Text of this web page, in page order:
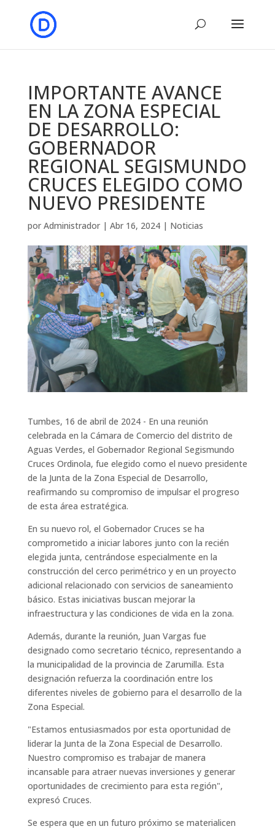
IMPORTANTE AVANCE
EN LA ZONA ESPECIAL
DE DESARROLLO:
GOBERNADOR
REGIONAL SEGISMUNDO
CRUCES ELEGIDO COMO
NUEVO PRESIDENTE
por Administrador| Abr 16, 2024| Noticias
Tumbes, 16 de abril de 2024 - En una reunión
celebrada en la Cámara de Comercio del distrito de
Aguas Verdes, el Gobernador Regional Segismundo
Cruces Ordinola, fue elegido como el nuevo presidente
de la Junta de la Zona Especial de Desarrollo,
reafirmando su compromiso de impulsar el progreso
de esta área estratégica.
En su nuevo rol, el Gobernador Cruces se ha
comprometido a iniciar labores junto con la recién
elegida junta, centrándose especialmente en la
construcción del cerco perimétrico y en un proyecto
adicional relacionado con servicios de saneamiento
básico. Estas iniciativas buscan mejorar la
infraestructura y las condiciones de vida en la zona.
Además, durante la reunión, Juan Vargas fue
designado como secretario técnico, representando a
la municipalidad de la provincia de Zarumilla. Esta
designación refuerza la coordinación entre los
diferentes niveles de gobierno para el desarrollo de la
Zona Especial.
"Estamos entusiasmados por esta oportunidad de
liderar la Junta de la Zona Especial de Desarrollo.
Nuestro compromiso es trabajar de manera
incansable para atraer nuevas inversiones y generar
oportunidades de crecimiento para esta región",
expresó Cruces.
Se espera que en un futuro próximo se materialicen